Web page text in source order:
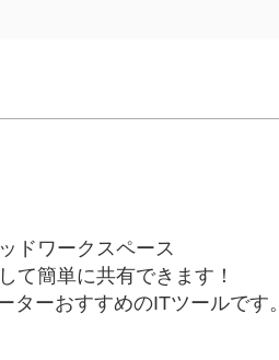
ドワークスペース
て簡単に共有できます！
ターおすすめのITツールです。